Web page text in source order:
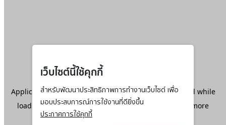
เว็บไซต์นี้ใช้คุกกี้
สำหรับพัฒนาประสิทธิภาพการทำงานเว็บไซต์ เพื่อ
มอบประสบการณ์การใช้งานที่ดียิ่งขึ้น
ประกาศการใช้คุกกี้
Application error: aclient-side exception has occurred while
loadingwww.ktc.co.th(see the browser console
for more
information).